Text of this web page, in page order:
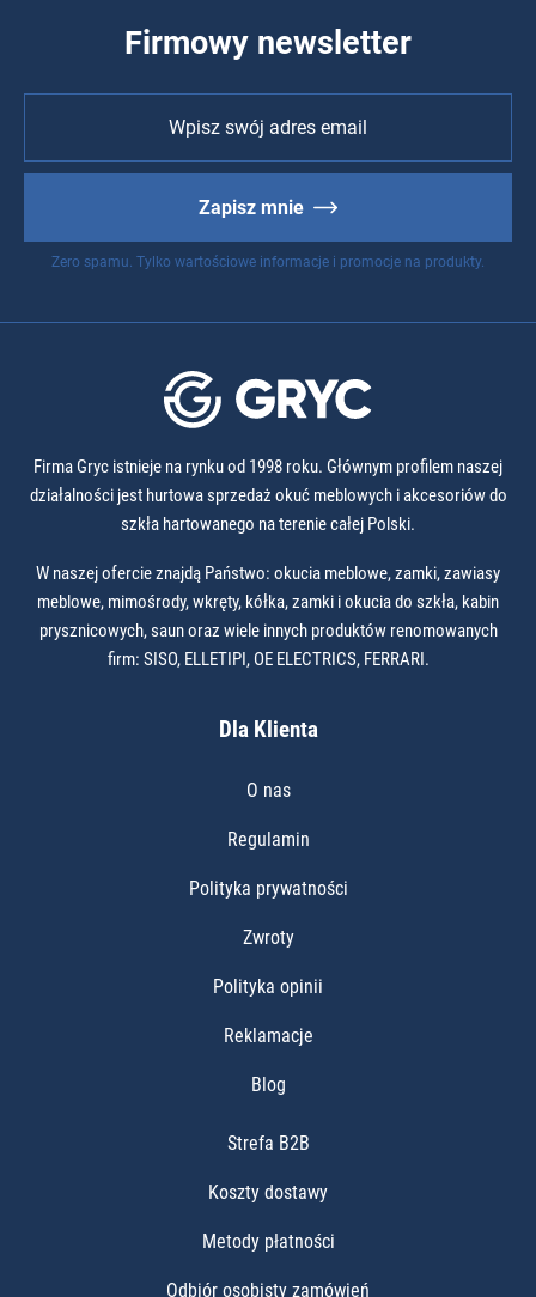
Firmowy newsletter
Zapisz mnie
Zero spamu. Tylko wartościowe informacje i promocje na produkty.
Firma Gryc istnieje na rynku od 1998 roku. Głównym profilem naszej
działalności jest hurtowa sprzedaż okuć meblowych i akcesoriów do
szkła hartowanego na terenie całej Polski.
W naszej ofercie znajdą Państwo: okucia meblowe, zamki, zawiasy
meblowe, mimośrody, wkręty, kółka, zamki i okucia do szkła, kabin
prysznicowych, saun oraz wiele innych produktów renomowanych
firm: SISO, ELLETIPI, OE ELECTRICS, FERRARI.
Dla Klienta
O nas
Regulamin
Polityka prywatności
Zwroty
Polityka opinii
Reklamacje
Blog
Strefa B2B
Koszty dostawy
Metody płatności
Odbiór osobisty zamówień